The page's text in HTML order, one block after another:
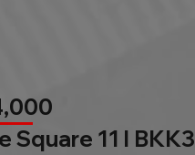
Square 11 l BKK3